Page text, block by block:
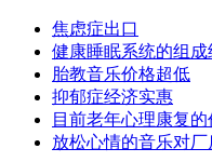
焦虑症出口
健康睡眠系统的组成
胎教音乐价格超低
抑郁症经济实惠
目前老年心理康复
放松心情的音乐对